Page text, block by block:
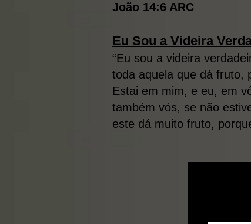
João 14:6 ARC
Eu Sou a Videira
“Eu sou a videira
toda aquela que dá fruto,
Estai em mim, e eu, em
também vós, se não
este dá muito fruto,